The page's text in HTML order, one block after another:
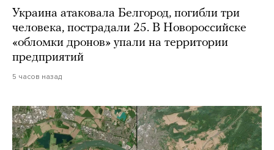
Украина атаковала Белгород, погибли три
человека, пострадали 25. В Новороссийске
«обломки дронов» упали на территории
предприятий
5 часов назад